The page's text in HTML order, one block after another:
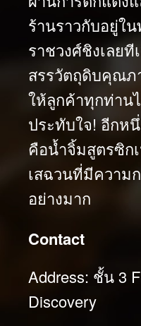
ร้านราวกับอยู่ใ
ราชวงศ์ชิงเลย
สรรวัตถุดิบคุณภ
ให้ลูกค้าทุกท่าน
ประทับใจ! อีกห
คือน้ำจิ้มสูตรซิก
เสฉวนที่มีความ
อย่างมาก
Contact
Address: ชั้น 3
Discovery